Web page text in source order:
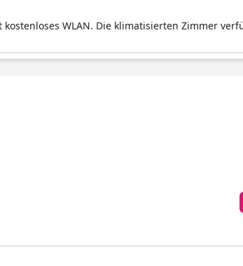
WLAN. Die klimatisierten Zimmer